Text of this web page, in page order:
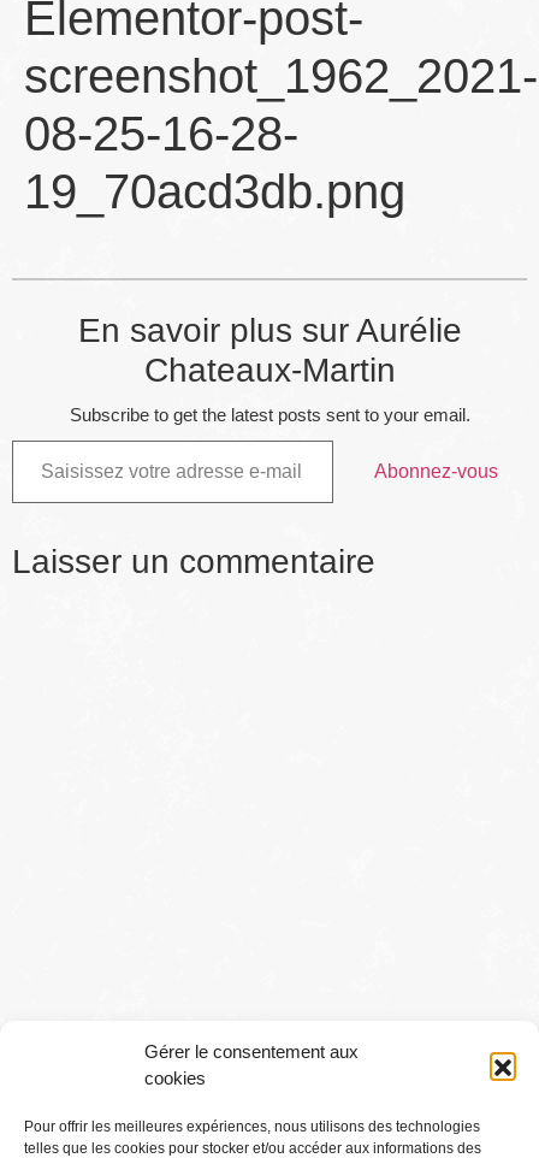
Gérer le consentement aux
cookies
Pour offrir les meilleures expériences, nous utilisons des technologies
telles que les cookies pour stocker et/ou accéder aux informations des
Elementor-post-
screenshot_1962_2021-
08-25-16-28-
19_70acd3db.png
En savoir plus sur Aurélie
Chateaux-Martin
Subscribe to get the latest posts sent to your email.
Abonnez-vous
Laisser un commentaire